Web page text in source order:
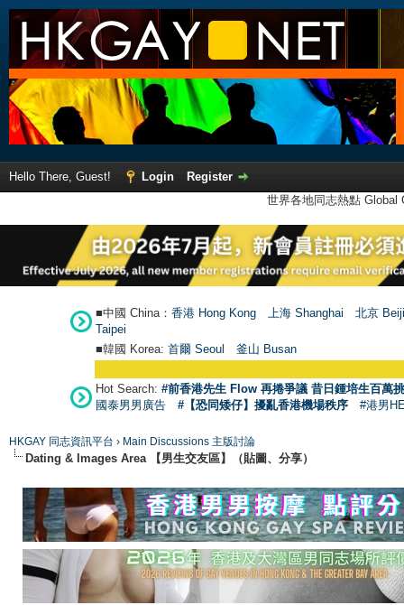
Hello There, Guest! Login
Register
世界各地同志熱點
■中國 China： 香港 Hong Kong 上海 Shanghai
北京
Taipei
■韓國 Korea: 首爾 Seoul 釜山 Busan
Hot Search: #前香港先生 Flow 再捲爭議 昔日鍾培生百萬
國泰男男廣告
#【恐同矮仔】擾亂香港機場秩序 #港男
HKGAY 同志資訊平台 › Main Discussions 主版討論
Dating & Images Area 【男生交友區】（貼圖、分享）